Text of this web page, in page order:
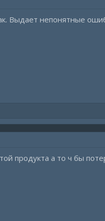
Выдает непонятные
продукта а то ч бы